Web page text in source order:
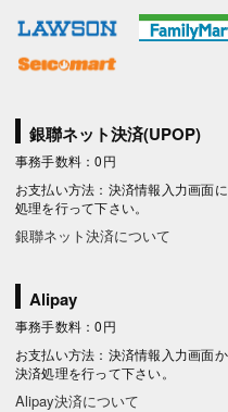
銀聯ネット決済(UPOP)
事務手数料：0円
お支払い方法：決済情報入力画面
処理を行って下さい。
銀聯ネット決済について
Alipay
事務手数料：0円
お支払い方法：決済情報入力画面
決済処理を行って下さい。
Alipay決済について